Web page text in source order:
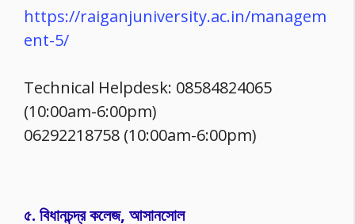
https://raiganjuniversity.ac.in/managem
ent-5/
Technical Helpdesk: 08584824065
(10:00am-6:00pm)
06292218758 (10:00am-6:00pm)
৫. বিধানচন্দ্র কলেজ, আসানসোল